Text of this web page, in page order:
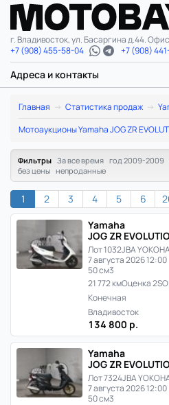
г. Владивосток, ул. Басаргина д.44.
+7 (908) 455-58-04
+7 (908)
Адреса и контакты
Yamaha
JOG
ZR
EVOLUTION2:
статистика
цен
и
продаж
Японии
Главная Статистика продаж
Мотоаукционы Yamaha JOG ZR
Фильтры За все время год 2009-2009
без цены непроданные
1 2 3 4 5 6
Yamaha
JOG ZR
Лот 1032JBA
7 августа 2026 12:00
50 см3
21 772 кмОценка 2
Конечная
Владивосток
134 800 р.
Yamaha
JOG ZR
Лот 7324JBA
7 августа 2026 12:00
50 см3